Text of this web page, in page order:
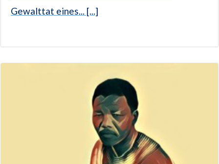
Gewalttat eines... [...]